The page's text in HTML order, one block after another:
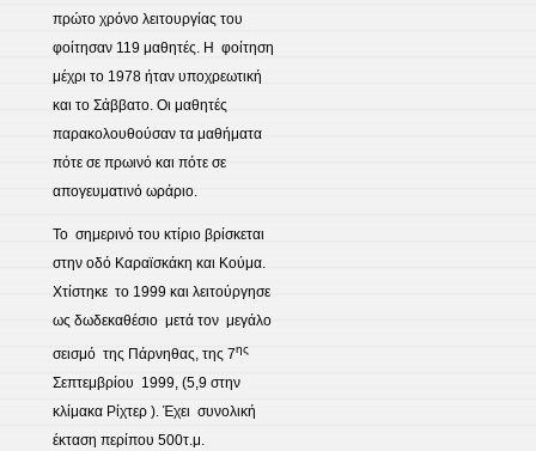
πρώτο χρόνο λειτουργίας του
φοίτησαν 119 μαθητές. Η φοίτηση
μέχρι το 1978 ήταν υποχρεωτική
και το Σάββατο. Οι μαθητές
παρακολουθούσαν τα μαθήματα
πότε σε πρωινό και πότε σε
απογευματινό ωράριο.
Το σημερινό του κτίριο βρίσκεται
στην οδό Καραϊσκάκη και Κούμα.
Χτίστηκε το 1999 και λειτούργησε
ως δωδεκαθέσιο μετά τον μεγάλο
σεισμό της Πάρνηθας, της 7ης
Σεπτεμβρίου 1999, (5,9 στην
κλίμακα Ρίχτερ ). Έχει συνολική
έκταση περίπου 500τ.μ.